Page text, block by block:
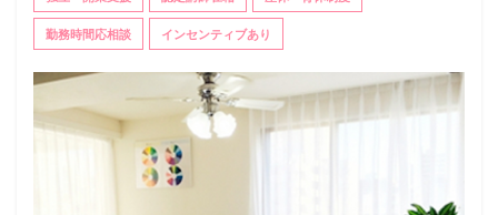
勤務時間応相談 インセンティブあり